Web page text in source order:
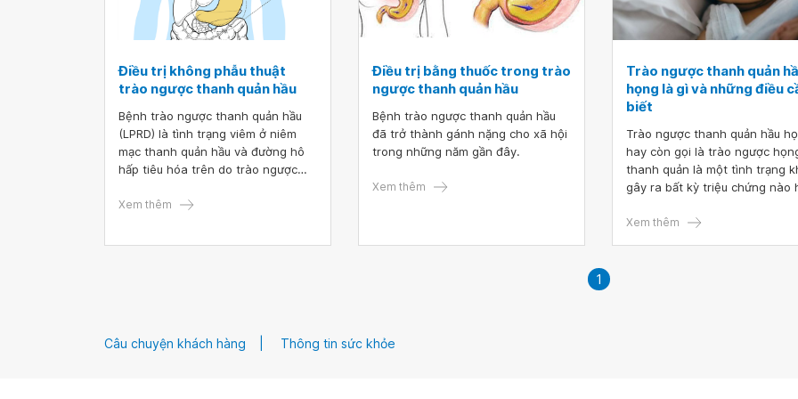
Điều trị không phẫu thuật
trào ngược thanh quản hầu
Bệnh trào ngược thanh quản hầu
(LPRD) là tình trạng viêm ở niêm
mạc thanh quản hầu và đường hô
hấp tiêu hóa trên do trào ngược
ngoài thực quản.
Xem thêm
Điều trị bằng thuốc trong trào
ngược thanh quản hầu
Bệnh trào ngược thanh quản hầu
đã trở thành gánh nặng cho xã hội
trong những năm gần đây.
Xem thêm
Trào ngược thanh quản
họng là gì và những điều
biết
Trào ngược thanh quản hầu
hay còn gọi là trào ngược
thanh quản là một tình trạng
gây ra bất kỳ triệu chứng nào
trạng diễn ra âm thầm và có thể
Xem thêm
1
Câu chuyện khách hàng Thông tin sức khỏe